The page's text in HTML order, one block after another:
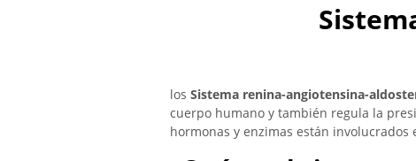
los Sistema renina-angiotensina-
cuerpo humano y también regula la
hormonas y enzimas están involucrados